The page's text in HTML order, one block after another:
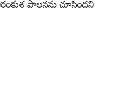
పాలనను చూసిందని